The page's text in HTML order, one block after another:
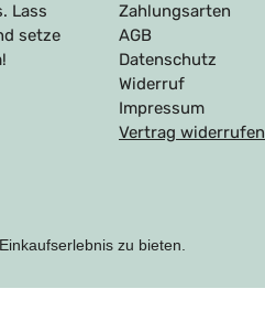
Lass
setze
Zahlungsarten
AGB
Datenschutz
Widerruf
Impressum
Vertrag widerrufen
zu bieten.